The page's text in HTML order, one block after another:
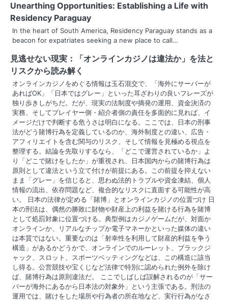
i
g
a
t
i
o
n
Unearthing Opportunities: Establishing a Life with
Residency Paraguay
In the heart of South America, Residency Paraguay stands as a
beacon for expatriates seeking a new place to call…
見逃せない現実：「オンラインカジノは違法か」を法と
リスクから読み解く
オンラインカジノをめぐる情報は玉石混交で、「海外にサーバーが
あればOK」「日本ではグレー」といった耳ざわりの良いフレーズが
独り歩きしがちだ。だが、現実の法制度や摘発の運用、資金決済の
実務、そしてプレイヤー側・紹介者側の責任を多面的に見れば、イ
メージだけで判断する危うさは明白になる。ここでは、日本の刑事
法がどう賭博行為を定義しているのか、海外制度との違い、広告・
アフィリエイトを含む関与のリスク、そして情報を見極める視点を
整理する。結論を先取りするなら、「どこで運営されているか」よ
り「どこで賭けをしたか」が重視され、日本国内からの賭博行為は
原則として違法という立て付けが前提にある。この前提を抑えない
まま「グレー」を信じると、思わぬ法的トラブルや資金凍結、個人
情報の流出、依存問題など、複合的なリスクに直面する可能性が高
い。 日本の法律が定める「賭博」とオンラインカジノの位置づけ 日
本の刑法は、偶然の勝敗に財物や財産上の利益を賭ける行為を賭博
として処罰対象に位置づける。典型例はカジノゲームだが、対面か
オンラインか、リアルなチップか電子マネーかといった媒体の違い
は本質ではない。重要なのは「射幸性を利用して財産的利益を争う
構造」があるかどうかで、オンラインでのルーレット、ブラックジ
ャック、スロット、スポーツベッティングなどは、この構造に該当
し得る。公営競技や宝くじなど法律で特別に認められた例外を除け
ば、賭博行為は原則違法だ。 ここでしばしば誤解されるのが「サー
バーが海外にあるから日本法の対象外」という主張である。刑法の
運用では、賭けをした場所や行為者の所在地など、実行行為がなさ